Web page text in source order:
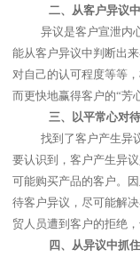
二、 从客户异议
异议是客户宣泄内
能从客户异议中判断出
对自己的认可程度等等
而更快地赢得客户的“芳
三、
以平常心对
找到了客户产生异
要认识到，客户产生异
可能购买产品的客户。
待客户异议，尽可能解
贸人员遭到客户的拒绝
四、 从异议中抓